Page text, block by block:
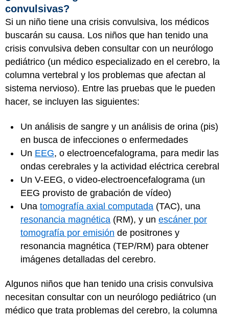
convulsivas?
Si un niño tiene una crisis convulsiva, los médicos
buscarán su causa. Los niños que han tenido una
crisis convulsiva deben consultar con un neurólogo
pediátrico (un médico especializado en el cerebro, la
columna vertebral y los problemas que afectan al
sistema nervioso). Entre las pruebas que le pueden
hacer, se incluyen las siguientes:
Un análisis de sangre y un análisis de orina (pis)
en busca de infecciones o enfermedades
Un EEG, o electroencefalograma, para medir las
ondas cerebrales y la actividad eléctrica cerebral
Un V-EEG, o video-electroencefalograma (un
EEG provisto de grabación de vídeo)
Una tomografía axial computada (TAC), una
resonancia magnética (RM), y un escáner por
tomografía por emisión de positrones y
resonancia magnética (TEP/RM) para obtener
imágenes detalladas del cerebro.
Algunos niños que han tenido una crisis convulsiva
necesitan consultar con un neurólogo pediátrico (un
médico que trata problemas del cerebro, la columna